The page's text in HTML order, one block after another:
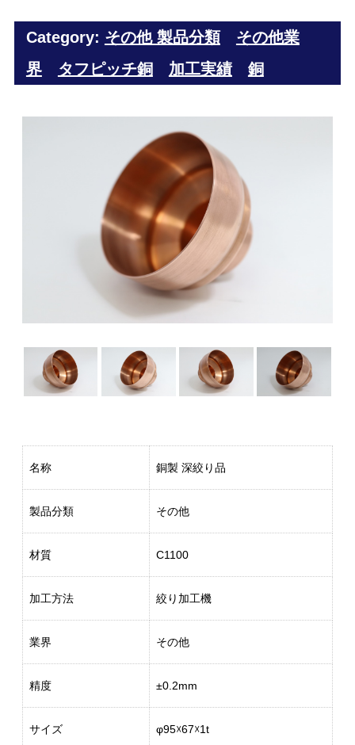
Category: その他 製品分類
その他業
界
タフピッチ銅 加工実績 銅
名称 銅製 深絞り品
製品分類 その他
材質 C1100
加工方法 絞り加工機
業界 その他
精度 ±0.2mm
サイズ φ95☓67☓1t